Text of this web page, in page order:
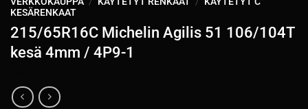
KESÄRENKAAT
215/65R16C Michelin Agilis 51 106/104T
kesä 4mm / 4P9-1